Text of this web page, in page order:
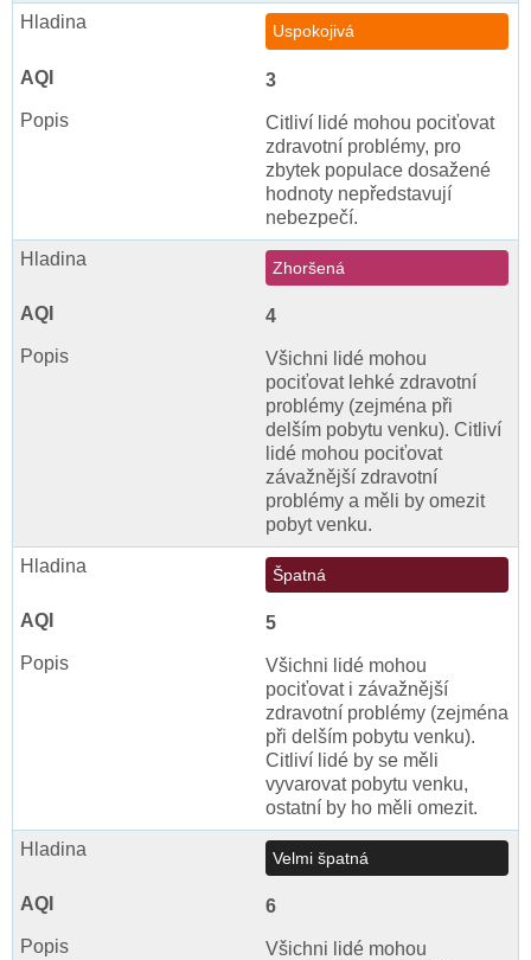
Uspokojivá
3
Citliví lidé mohou pociťovat
zdravotní problémy, pro
zbytek populace dosažené
hodnoty nepředstavují
nebezpečí.
Zhoršená
4
Všichni lidé mohou
pociťovat lehké zdravotní
problémy (zejména při
delším pobytu venku). Citliví
lidé mohou pociťovat
závažnější zdravotní
problémy a měli by omezit
pobyt venku.
Špatná
5
Všichni lidé mohou
pociťovat i závažnější
zdravotní problémy (zejména
při delším pobytu venku).
Citliví lidé by se měli
vyvarovat pobytu venku,
ostatní by ho měli omezit.
Velmi špatná
6
Všichni lidé mohou